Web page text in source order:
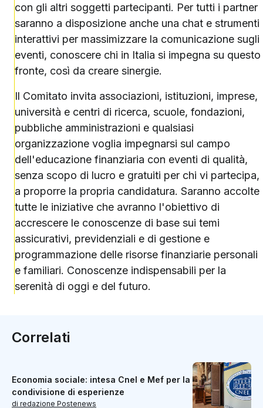
con gli altri soggetti partecipanti. Per tutti i partner
saranno a disposizione anche una chat e strumenti
interattivi per massimizzare la comunicazione sugli
eventi, conoscere chi in Italia si impegna su questo
fronte, così da creare sinergie.
Il Comitato invita associazioni, istituzioni, imprese,
università e centri di ricerca, scuole, fondazioni,
pubbliche amministrazioni e qualsiasi
organizzazione voglia impegnarsi sul campo
dell'educazione finanziaria con eventi di qualità,
senza scopo di lucro e gratuiti per chi vi partecipa,
a proporre la propria candidatura. Saranno accolte
tutte le iniziative che avranno l'obiettivo di
accrescere le conoscenze di base sui temi
assicurativi, previdenziali e di gestione e
programmazione delle risorse finanziarie personali
e familiari. Conoscenze indispensabili per la
serenità di oggi e del futuro.
Correlati
Economia sociale: intesa Cnel e Mef per la
condivisione di esperienze
di redazione Postenews